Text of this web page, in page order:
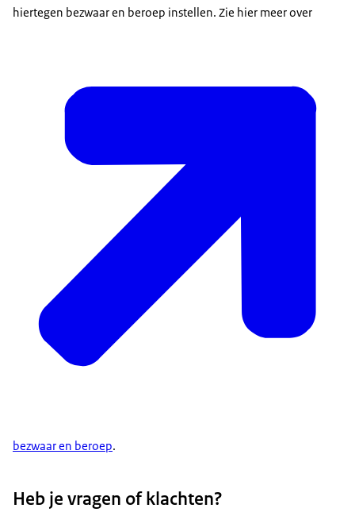
hiertegen bezwaar en beroep instellen. Zie hier meer over
bezwaar en beroep.
Heb je vragen of klachten?